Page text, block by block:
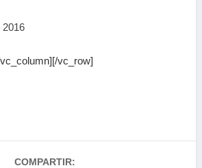
vc_row]
COMPARTIR: